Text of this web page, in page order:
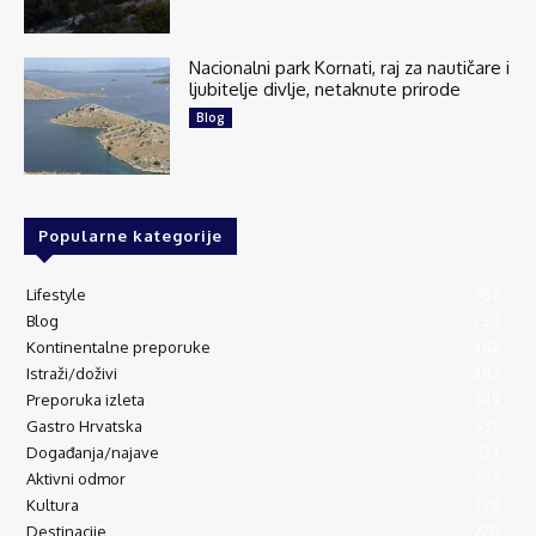
See more
136 6 comments
Majerovo vrilo jedan je od tri velika izvora rijeke
Gacke, jedne od najčišćih rijeka u Europi.
Smješteno je u selu Sinac, svega desetak
kilometara od Otočca, u krajoliku koji...
Nacionalni park Kornati, raj za nautičare i
ljubitelje divlje, netaknute prirode
Blog
Popularne kategorije
Lifestyle
Blog
Kontinentalne preporuke
Istraži/doživi
Preporuka izleta
Gastro Hrvatska
Događanja/najave
Aktivni odmor
Kultura
Destinacije